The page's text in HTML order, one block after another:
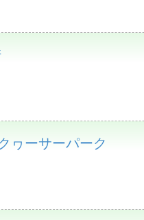
ヮーサーパーク